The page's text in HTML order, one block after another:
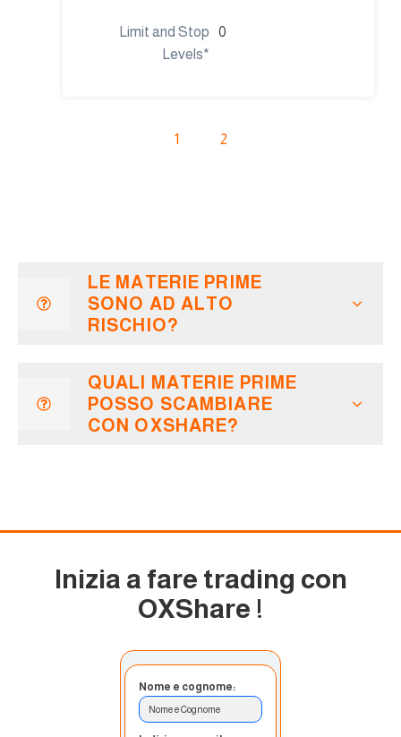
0
1 2
LE MATERIE PRIME
SONO AD ALTO
RISCHIO?
QUALI MATERIE PRIME
POSSO SCAMBIARE
CON OXSHARE?
Inizia a fare trading con
OXShare !
Nome e cognome:
Nome e Cognome